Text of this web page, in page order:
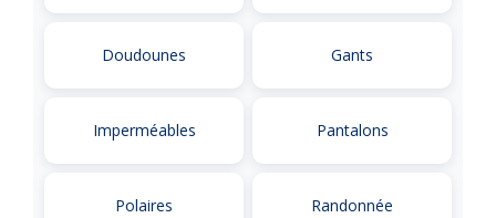
Doudounes Gants
Imperméables Pantalons
Polaires Randonnée